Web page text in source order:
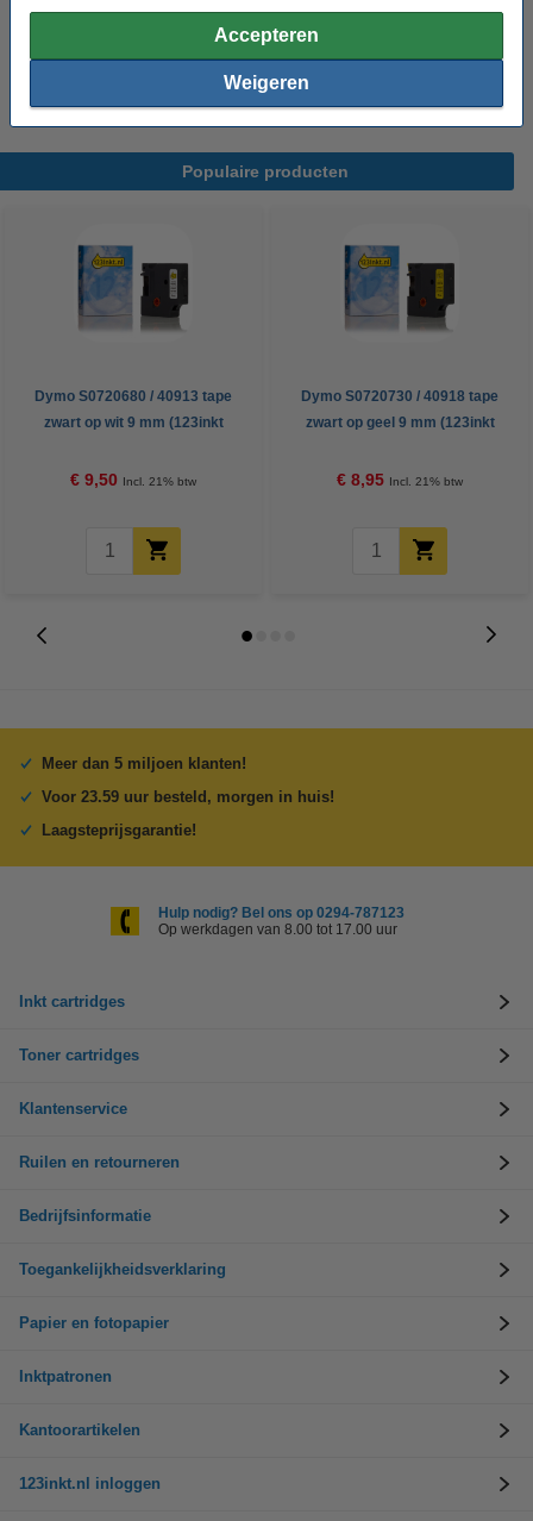
Accepteren
Weigeren
€ 22,50
Tip
Wij adviseren u om deze tape i.p.v. de originele tape te nemen.
Populaire producten
Dymo S0720680 / 40913 tape
zwart op wit 9 mm (123inkt
€ 9,50 Incl. 21% btw
Dymo S0720730 / 40918 tape
zwart op geel 9 mm (123inkt
€ 8,95 Incl. 21% btw
Meer dan 5 miljoen klanten!
Voor 23.59 uur besteld, morgen in huis!
Laagsteprijsgarantie!
Hulp nodig? Bel ons op 0294-787123
Op werkdagen van 8.00 tot 17.00 uur
Inkt cartridges
Toner cartridges
Klantenservice
Ruilen en retourneren
Bedrijfsinformatie
Toegankelijkheidsverklaring
Papier en fotopapier
Inktpatronen
Kantoorartikelen
123inkt.nl inloggen